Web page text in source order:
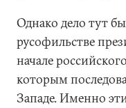
Однако дело тут
русофильстве
начале
которым
Западе. Именно